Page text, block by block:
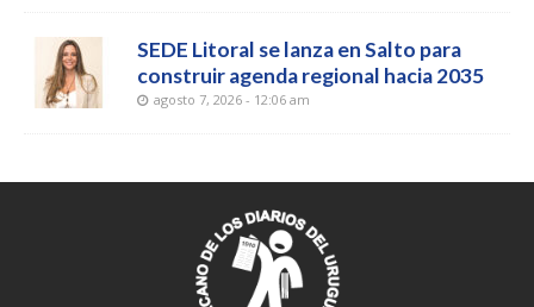
SEDE Litoral se lanza en Salto para
construir agenda regional hacia 2035
agosto 7, 2026 - 12:06 am